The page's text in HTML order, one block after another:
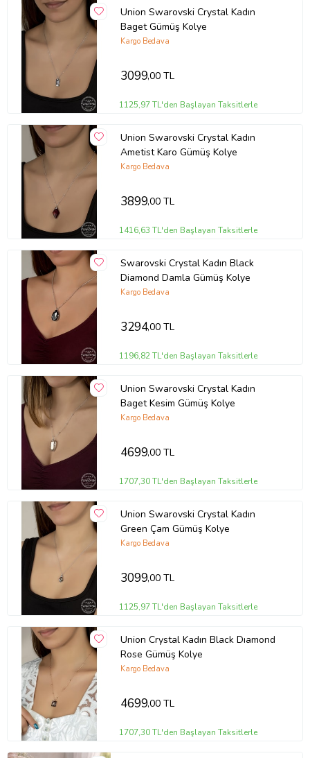
Union Swarovski Crystal Kadın
Baget Gümüş Kolye
Kargo Bedava
3099,00 TL
1125,97 TL'den Başlayan Taksitlerle
Union Swarovski Crystal Kadın
Ametist Karo Gümüş Kolye
Kargo Bedava
3899,00 TL
1416,63 TL'den Başlayan Taksitlerle
Swarovski Crystal Kadın Black
Diamond Damla Gümüş Kolye
Kargo Bedava
3294,00 TL
1196,82 TL'den Başlayan Taksitlerle
Union Swarovski Crystal Kadın
Baget Kesim Gümüş Kolye
Kargo Bedava
4699,00 TL
1707,30 TL'den Başlayan Taksitlerle
Union Swarovski Crystal Kadın
Green Çam Gümüş Kolye
Kargo Bedava
3099,00 TL
1125,97 TL'den Başlayan Taksitlerle
Union Crystal Kadın Black Dıamond
Rose Gümüş Kolye
Kargo Bedava
4699,00 TL
1707,30 TL'den Başlayan Taksitlerle